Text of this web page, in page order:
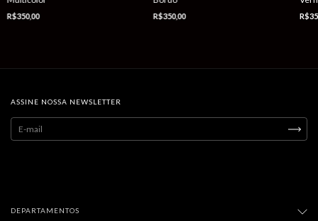
R$350,00 R$350,00
ASSINE NOSSA NEWSLETTER
DEPARTAMENTOS